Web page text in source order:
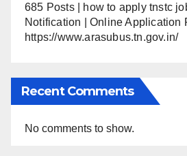
685 Posts | how to apply tnstc
Notification | Online Application
https://www.arasubus.tn.gov.in/
Recent Comments
No comments to show.